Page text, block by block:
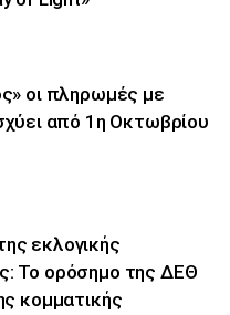
οι πληρωμές με
από 1η Οκτωβρίου
εκλογικής
Το ορόσημο της ΔΕΘ
κομματικής